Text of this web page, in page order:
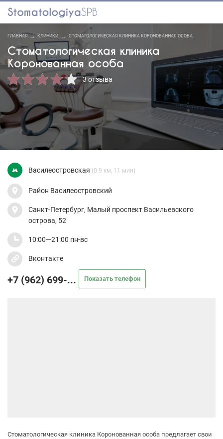
ГЛАВНАЯ КЛИНИКИ СТОМАТОЛОГИЧЕСКАЯ КЛИНИКА КОРОНОВАННАЯ ОСОБА
Стоматологическая клиника
Коронованная особа
3 отзыва
Василеостровская (0.9 км, 11 мин)
Район Василеостровский
Санкт-Петербург, Малый проспект Васильевского
острова, 52
10:00—21:00 пн-вс
Вконтакте
+7 (962) 699-... Показать телефон
Стоматологическая клиника Коронованная особа предлагает свои